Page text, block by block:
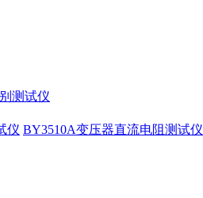
测试仪
仪 BY3510A变压器直流电阻测试仪